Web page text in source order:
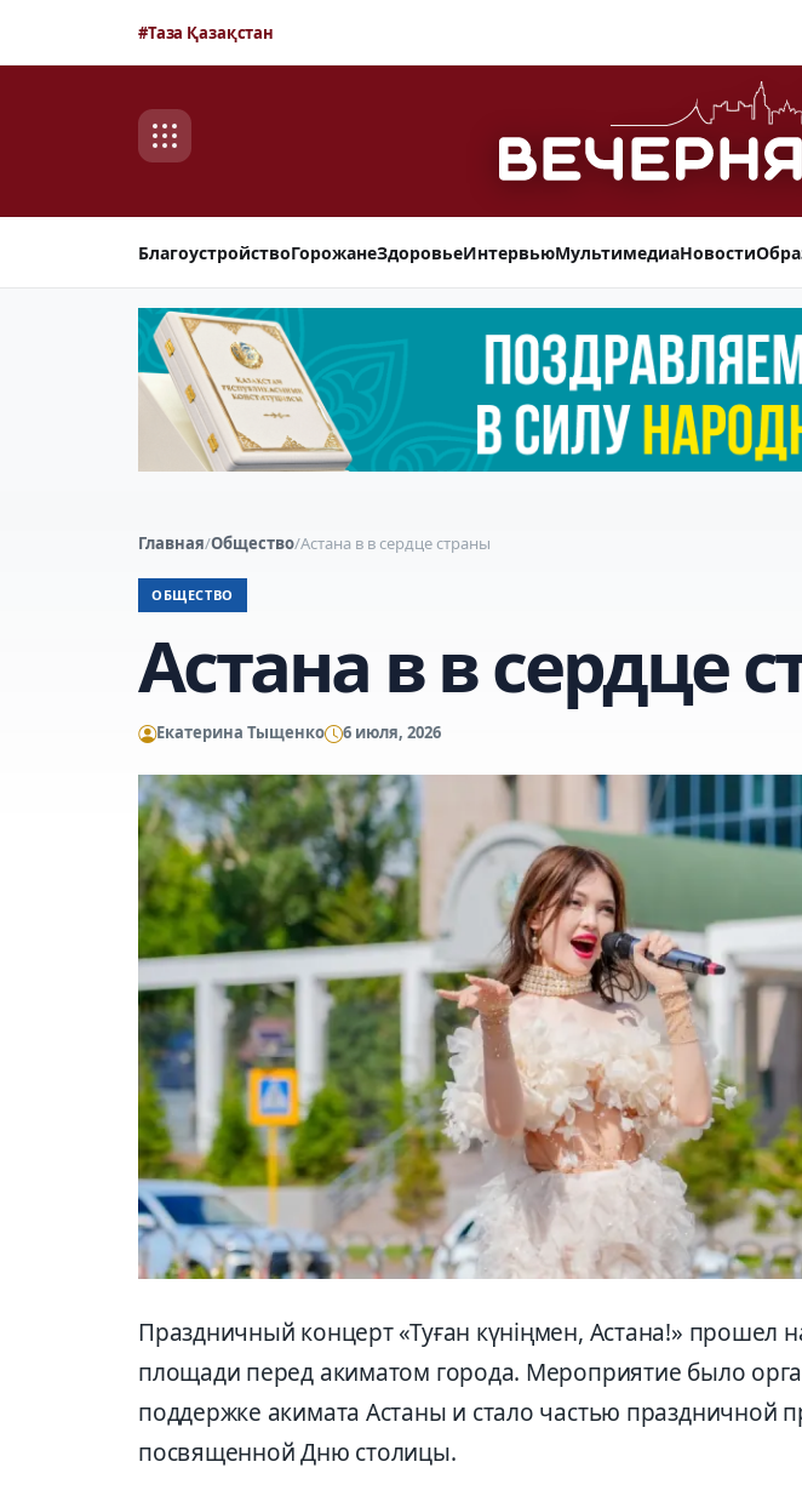
#Таза Қазақстан
БлагоустройствоГорожанеЗдоровьеИнтервьюМультимедиаНовости
Главная/Общество/Астана в в сердце страны
ОБЩЕСТВО
Астана в в сердце
Екатерина Тыщенко 6 июля, 2026
Праздничный концерт «Туған күніңмен, Астана!» прошел
площади перед акиматом города. Мероприятие было
поддержке акимата Астаны и стало частью праздничной
посвященной Дню столицы.